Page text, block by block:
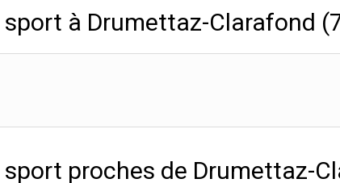
à Drumettaz-Clarafond
proches de Drumettaz-